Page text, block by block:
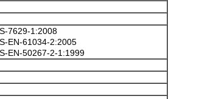
7629-1:2008
EN-61034-2:2005
EN-50267-2-1:1999